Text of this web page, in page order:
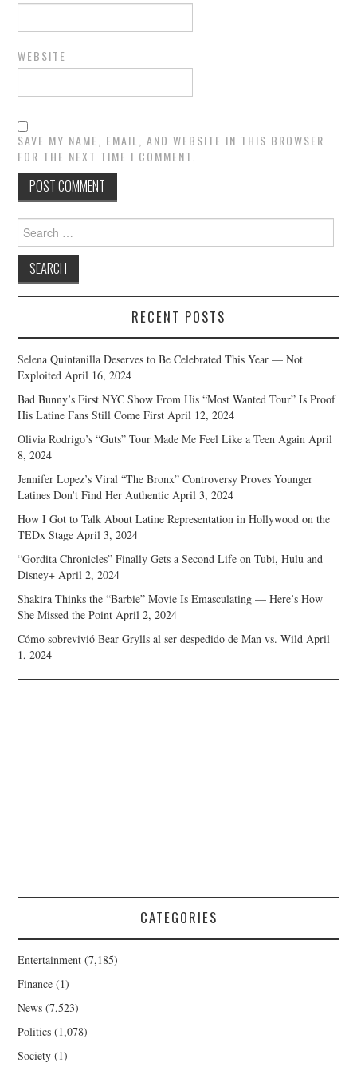
WEBSITE
SAVE MY NAME, EMAIL, AND WEBSITE IN THIS BROWSER
FOR THE NEXT TIME I COMMENT.
Search
for:
RECENT POSTS
Selena Quintanilla Deserves to Be Celebrated This Year — Not
Exploited April 16, 2024
Bad Bunny’s First NYC Show From His “Most Wanted Tour” Is Proof
His Latine Fans Still Come First April 12, 2024
Olivia Rodrigo’s “Guts” Tour Made Me Feel Like a Teen Again April
8, 2024
Jennifer Lopez’s Viral “The Bronx” Controversy Proves Younger
Latines Don’t Find Her Authentic April 3, 2024
How I Got to Talk About Latine Representation in Hollywood on the
TEDx Stage April 3, 2024
“Gordita Chronicles” Finally Gets a Second Life on Tubi, Hulu and
Disney+ April 2, 2024
Shakira Thinks the “Barbie” Movie Is Emasculating — Here’s How
She Missed the Point April 2, 2024
Cómo sobrevivió Bear Grylls al ser despedido de Man vs. Wild April
1, 2024
CATEGORIES
Entertainment (7,185)
Finance (1)
News (7,523)
Politics (1,078)
Society (1)